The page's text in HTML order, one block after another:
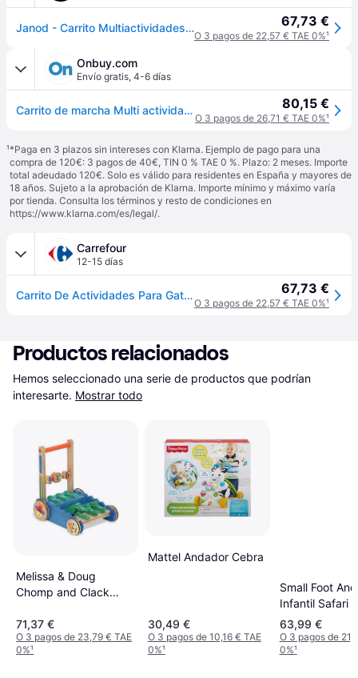
Janod - Carrito Multiactividades Gato de Madera - Andador Evolutivo con Freno y Mango Ajustable - Aprendizaje de Caminar - Desde 1 año, J08005, Multicolor 67,73 €
O 3 pagos de 22,57 € TAE 0%¹
Onbuy.com
Envío gratis, 4-6 días
Carrito de marcha Multi actividades Gato - JANOD - J08005 - Naranja - Madera - A partir de 18 meses 80,15 €
O 3 pagos de 26,71 € TAE 0%¹
¹*Paga en 3 plazos sin intereses con Klarna. Ejemplo de pago para una
compra de 120€: 3 pagos de 40€, TIN 0 % TAE 0 %. Plazo: 2 meses. Importe
total adeudado 120€. Solo es válido para residentes en España y mayores de
18 años. Sujeto a la aprobación de Klarna. Importe mínimo y máximo varía
por tienda. Consulta los términos y resto de condiciones en
https://www.klarna.com/es/legal/.
Carrefour
12-15 días
Carrito De Actividades Para Gatos 67,73 €
O 3 pagos de 22,57 € TAE 0%¹
Productos relacionados
Hemos seleccionado una serie de productos que podrían
interesarte. Mostrar todo
Melissa & Doug
Chomp and Clack
71,37 €
O 3 pagos de 23,79 € TAE
0%¹
Mattel Andador Cebra
30,49 €
O 3 pagos de 10,16 € TAE
0%¹
Small Foot
Infantil Safari
63,99 €
O 3 pagos de
0%¹